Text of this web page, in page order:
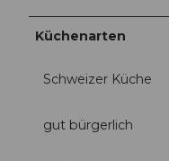
Küchenarten
Schweizer Küche
gut bürgerlich